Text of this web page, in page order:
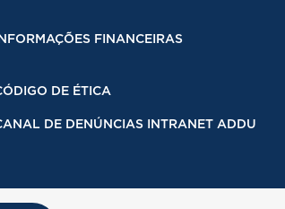
FINANCEIRAS
DE ÉTICA
DE DENÚNCIAS INTRANET ADDU